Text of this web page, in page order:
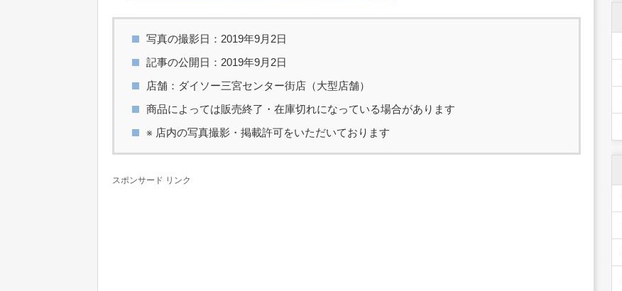
写真の撮影日：2019年9月2日
記事の公開日：2019年9月2日
店舗：ダイソー三宮センター街店（大型店舗）
商品によっては販売終了・在庫切れになっている場合があります
※ 店内の写真撮影・掲載許可をいただいております
スポンサード リンク